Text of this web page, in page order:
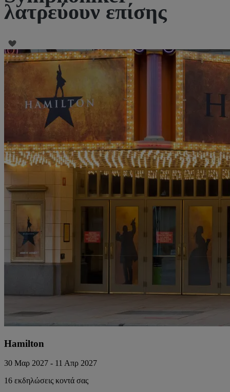
λατρεύουν επίσης
Hamilton
30 Μαρ 2027 - 11 Απρ 2027
16 εκδηλώσεις κοντά σας